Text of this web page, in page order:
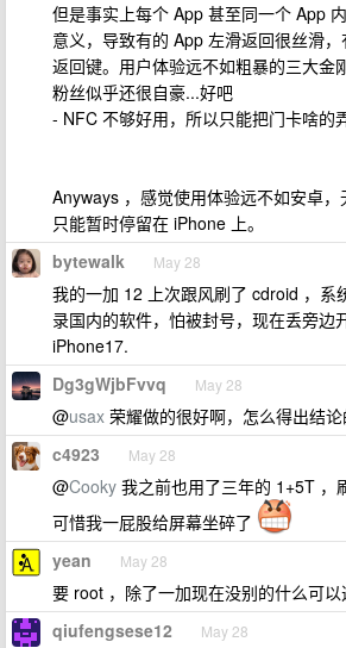
但是事实上每个 App 甚至同一个 App
意义，导致有的 App 左滑返回很丝滑
返回键。用户体验远不如粗暴的三大金
粉丝似乎还很自豪...好吧
- NFC 不够好用，所以只能把门卡啥的
Anyways ，感觉使用体验远不如安卓
只能暂时停留在 iPhone 上。
bytewalk May 28
我的一加 12 上次跟风刷了 cdroid ，系
录国内的软件，怕被封号，现在丢旁边
iPhone17.
Dg3gWjbFvvq May 28
@usax 荣耀做的很好啊，怎么得出结论
c4923 May 28
@Cooky 我之前也用了三年的 1+5T ，
可惜我一屁股给屏幕坐碎了
yean May 28
要 root ，除了一加现在没别的什么可以
qiufengsese12 May 28